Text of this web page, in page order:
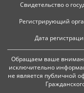
Свидетельство о
Регистрирующий
Дата
Обращаем ваше
исключительно
не является публичной